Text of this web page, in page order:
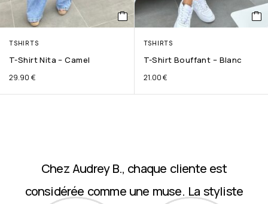
TSHIRTS
T-Shirt Nita – Camel
29.90 €
TSHIRTS
T-Shirt Bouffant – Blanc
21.00€
Chez Audrey B., chaque cliente est
considérée comme une muse. La styliste